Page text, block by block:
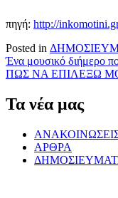
πηγή: http://
Posted in
Πλοήγηση
άρθρων
Ένα μουσικό διήμερο
ΠΩΣ ΝΑ ΕΠΙΛΕΞΩ
Τα νέα μας
ΑΡΘΡΑ